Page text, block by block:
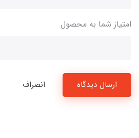
امتیاز شما به محصول
ارسال دیدگاه انصراف